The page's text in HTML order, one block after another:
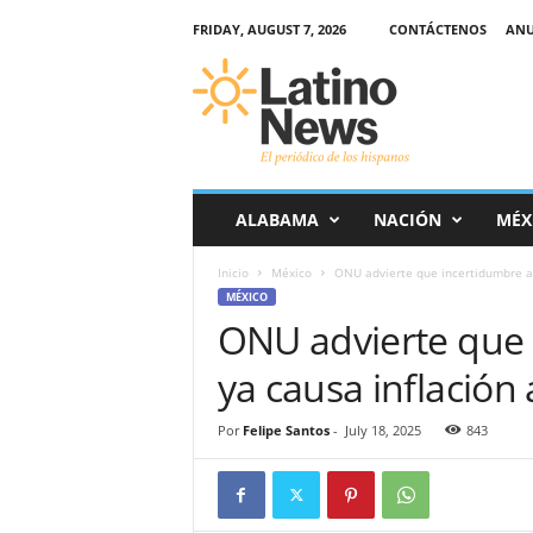
FRIDAY, AUGUST 7, 2026 CONTÁCTENOS
r
ALABAMA NACIÓN
Inicio México ONU advierte que incertidumbre
MÉXICO
ONU advierte
ya causa
Por Felipe Santos- July 18, 2025 843